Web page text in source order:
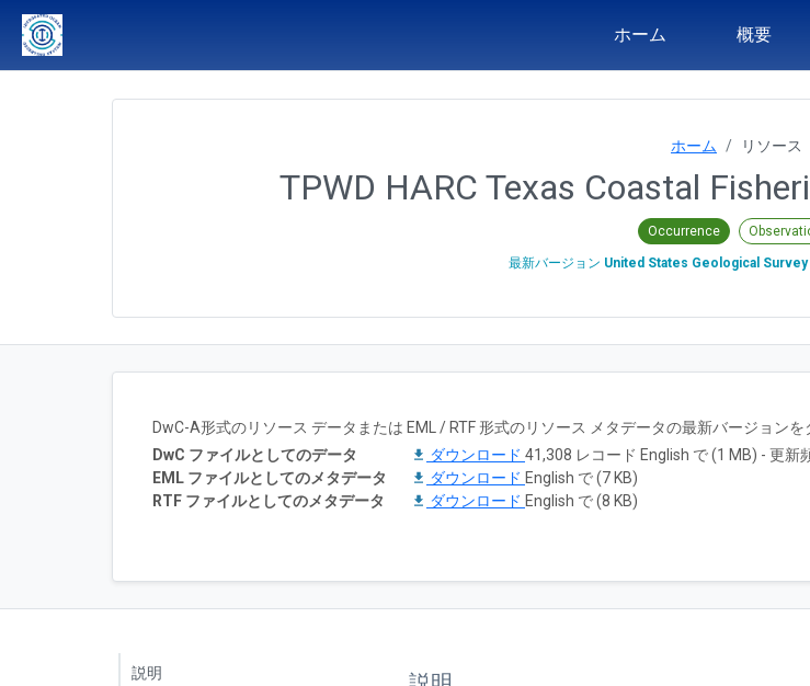
ホーム 概要
ホーム リソース
TPWD HARC Texas Coastal
Occurrence
最新バージョン United States Geological Survey
DwC-A形式のリソース データまたは EML / RTF 形式のリソース メタデータの最新バージョンを
DwC ファイルとしてのデータ
ダウンロード 41,308 レコード English で (1 MB) - 更新
EML ファイルとしてのメタデータ
ダウンロード English で (7 KB)
RTF ファイルとしてのメタデータ
ダウンロード English で (8 KB)
説明